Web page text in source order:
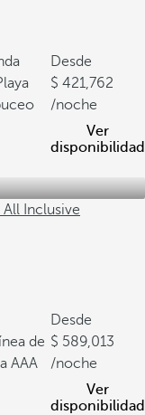
Desde
421,762
/noche
Ver
disponibilidad
Inclusive
de
AAA
Desde
589,013
/noche
Ver
disponibilidad